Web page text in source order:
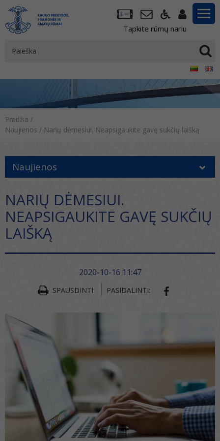
Tapkite rūmų nariu
Pradžia /
Naujienos / Narių dėmesiui. Neapsigaukite gavę sukčių laišką
Naujienos
NARIŲ DĖMESIUI.
NEAPSIGAUKITE GAVĘ SUKČIŲ
LAIŠKĄ
2020-10-16 11:47
SPAUSDINTI: PASIDALINTI: